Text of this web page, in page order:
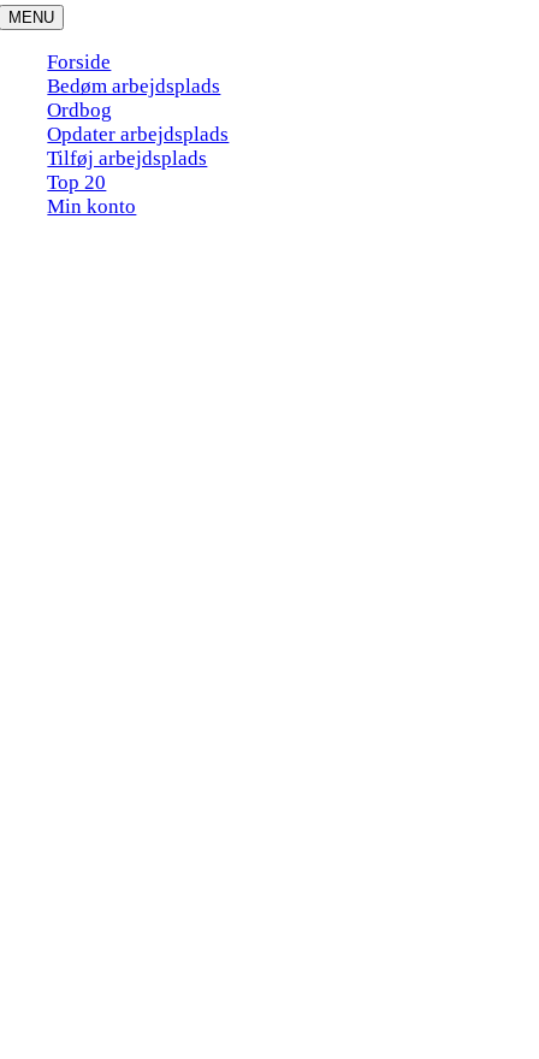
to
content
MENU
Forside
Bedøm arbejdsplads
Ordbog
Opdater arbejdsplads
Tilføj arbejdsplads
Top 20
Min konto